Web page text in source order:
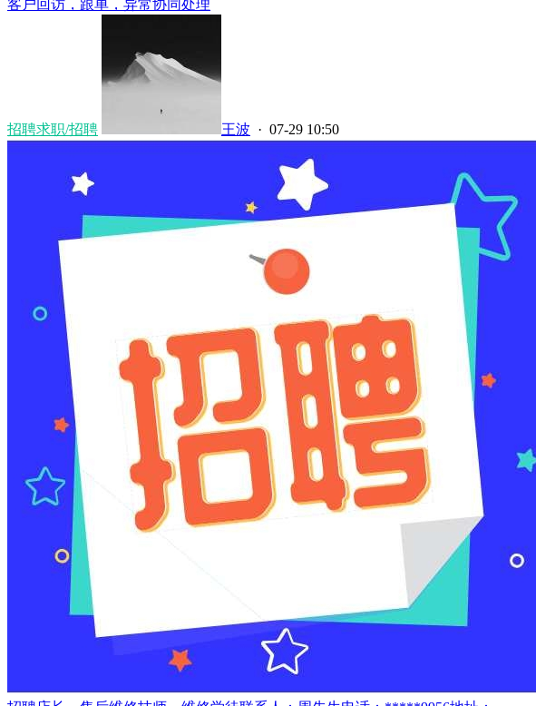
客户回访，跟单，异常协同处理
招聘求职/招聘 王波 · 07-29 10:50